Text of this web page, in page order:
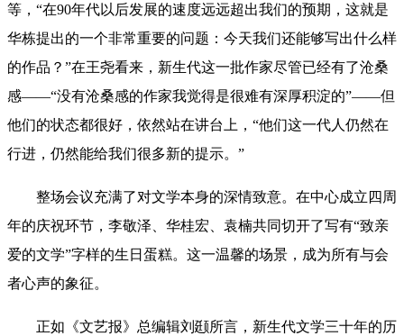
等，“在90年代以后发展的速度远远超出我们的预期，这就是
华栋提出的一个非常重要的问题：今天我们还能够写出什么样
的作品？”在王尧看来，新生代这一批作家尽管已经有了沧桑
感——“没有沧桑感的作家我觉得是很难有深厚积淀的”——但
他们的状态都很好，依然站在讲台上，“他们这一代人仍然在
行进，仍然能给我们很多新的提示。”
整场会议充满了对文学本身的深情致意。在中心成立四周
年的庆祝环节，李敬泽、华桂宏、袁楠共同切开了写有“致亲
爱的文学”字样的生日蛋糕。这一温馨的场景，成为所有与会
者心声的象征。
正如《文艺报》总编辑刘颋所言，新生代文学三十年的历